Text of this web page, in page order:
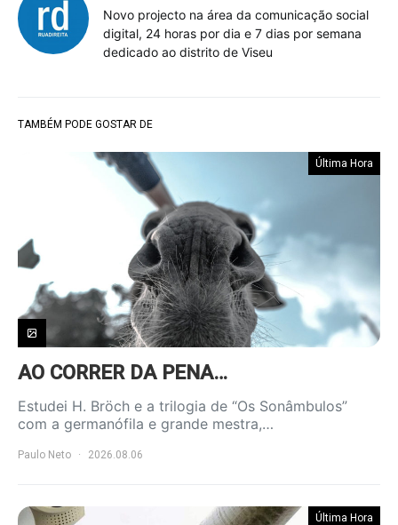
Novo projecto na área da comunicação social
digital, 24 horas por dia e 7 dias por semana
dedicado ao distrito de Viseu
TAMBÉM PODE GOSTAR DE
Última Hora
AO CORRER DA PENA…
Estudei H. Bröch e a trilogia de “Os Sonâmbulos”
com a germanófila e grande mestra,…
Paulo Neto 2026.08.06
Última Hora